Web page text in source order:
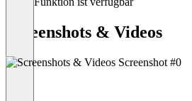
Screenshots & Videos